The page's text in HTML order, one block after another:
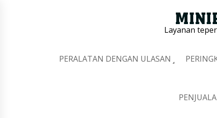
Layanan
PERALATAN DENGAN ULASAN